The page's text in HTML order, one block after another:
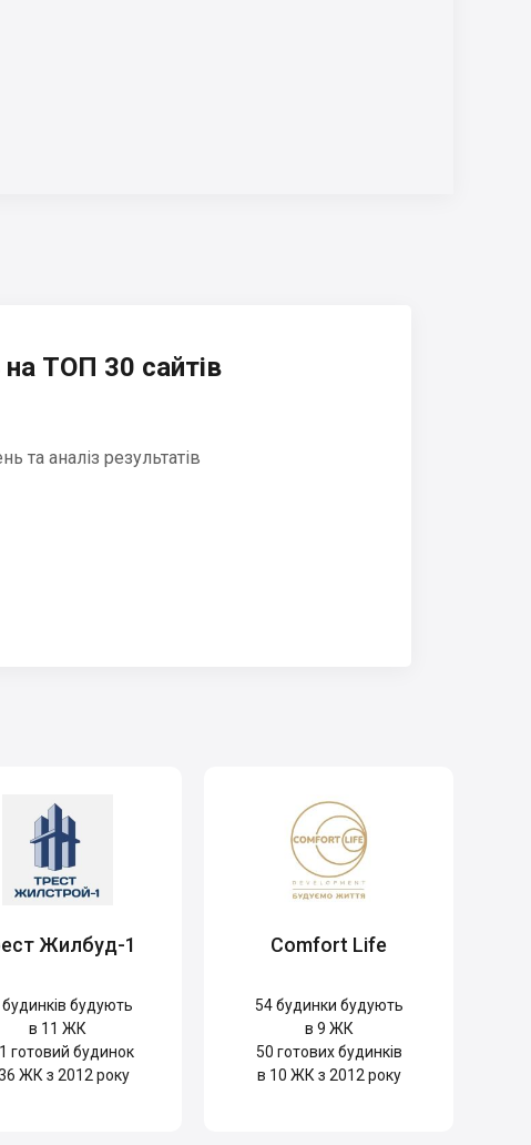
ТОП 30 сайтів
та аналіз результатів
Жилбуд-1
будинків будують
в 11 ЖК
готовий будинок
ЖК з 2012 року
Comfort Life
54будинки будують
в 9 ЖК
50 готових будинків
в 10 ЖК з 2012 року